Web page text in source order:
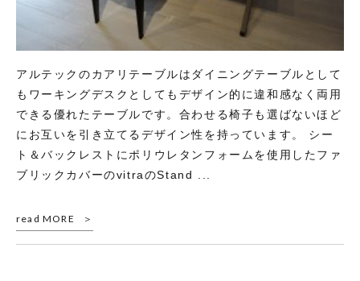
アルテックのカアリテーブルはダイニングテーブルとして
もワーキングデスクとしてもデザイン的に違和感なく両用
できる優れたテーブルです。合わせる椅子も選ばないほど
にお互いを引き立てるデザイン性を持っています。 シー
ト＆バックレストにポリウレタンフォームを使用したファ
ブリックカバーのvitraのStand ...
read MORE